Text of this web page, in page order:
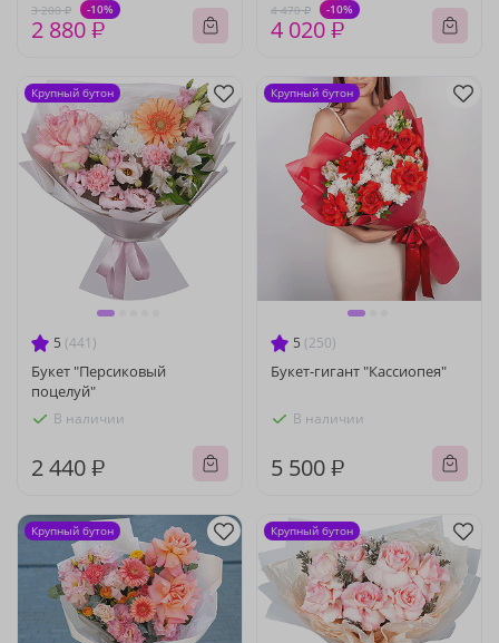
3 200 ₽ -10%
2 880 ₽
4 470 ₽ -10%
4 020 ₽
5 (441)
Букет "Персиковый
поцелуй"
В наличии
2 440 ₽
Крупный бутон
5 (250)
Букет-гигант "Кассиопея"
В наличии
5 500 ₽
Крупный бутон
Крупный бутон Крупный бутон